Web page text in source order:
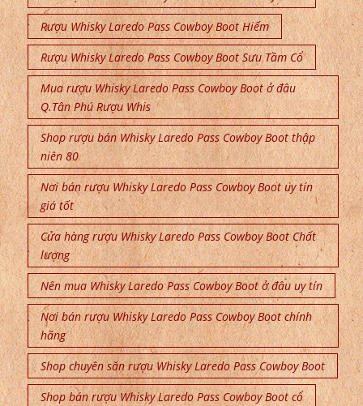
Rượu Whisky Laredo Pass Cowboy Boot Hiếm
Rượu Whisky Laredo Pass Cowboy Boot Sưu Tầm Cổ
Mua rượu Whisky Laredo Pass Cowboy Boot ở đâu
Q.Tân Phú Rượu Whis
Shop rượu bán Whisky Laredo Pass Cowboy Boot thập
niên 80
Nơi bán rượu Whisky Laredo Pass Cowboy Boot uy tín
giá tốt
Cửa hàng rượu Whisky Laredo Pass Cowboy Boot Chất
lượng
Nên mua Whisky Laredo Pass Cowboy Boot ở đâu uy tín
Nơi bán rượu Whisky Laredo Pass Cowboy Boot chính
hãng
Shop chuyên săn rượu Whisky Laredo Pass Cowboy Boot
Shop bán rượu Whisky Laredo Pass Cowboy Boot cổ